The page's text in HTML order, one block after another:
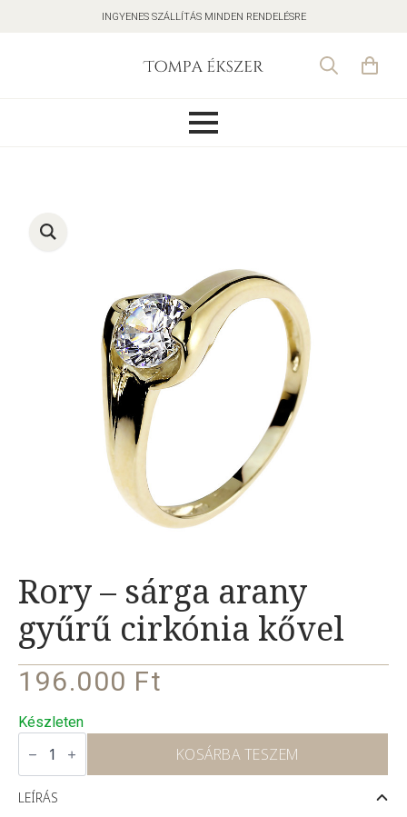
INGYENES SZÁLLÍTÁS MINDEN RENDELÉSRE
Rory – sárga arany
gyűrű cirkónia kővel
196.000 Ft
Készleten
Rory
arany
gyűrű
KOSÁRBA TESZEM
LEÍRÁS